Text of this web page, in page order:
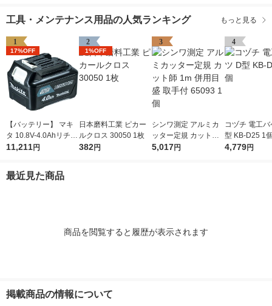
工具・メンテナンス用品の人気ランキング もっと見る
1
17%OFF
【バッテリー】 マキ
タ 10.8V-4.0Ahリチウ
ムイオンバッテリ A-5
11,211円
2
1%OFF
日本磨料工業 ピカー
ルクロス 30050 1枚
382円
3
シンワ測定 アルミカ
ッター定規 カット師
1m 併用目盛 取手付 6
5,017円
4
コヅチ 電工
型 KB-D25 1
4,779円
最近見た商品
商品を閲覧すると履歴が表示されます
掲載商品の情報について